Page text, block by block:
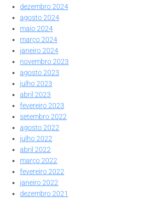
dezembro 2024
agosto 2024
maio 2024
março 2024
janeiro 2024
novembro 2023
agosto 2023
julho 2023
abril 2023
fevereiro 2023
setembro 2022
agosto 2022
julho 2022
abril 2022
março 2022
fevereiro 2022
janeiro 2022
dezembro 2021